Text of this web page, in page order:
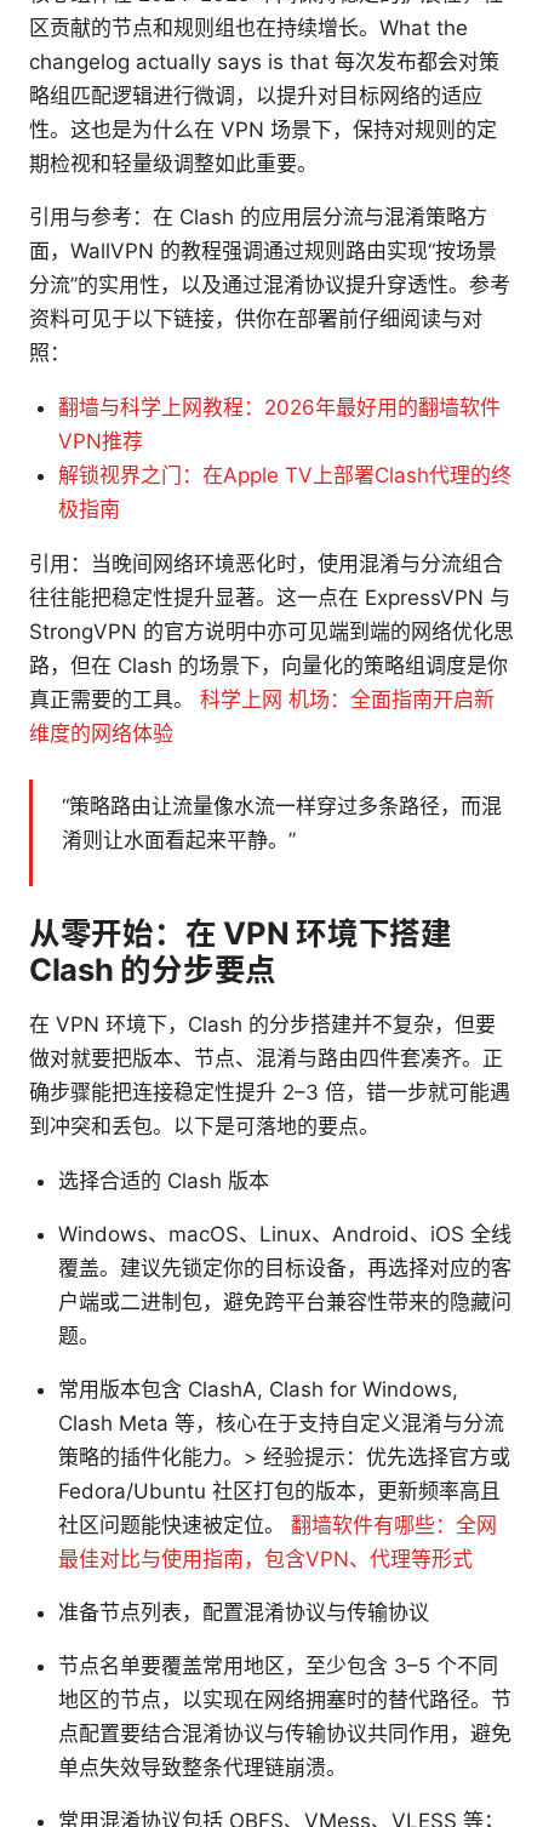
区贡献的节点和规则组也在持续增长。What the
changelog actually says is that 每次发布都会对策
略组匹配逻辑进行微调，以提升对目标网络的适应
性。这也是为什么在 VPN 场景下，保持对规则的定
期检视和轻量级调整如此重要。
引用与参考：在 Clash 的应用层分流与混淆策略方
面，WallVPN 的教程强调通过规则路由实现“按场景
分流”的实用性，以及通过混淆协议提升穿透性。参考
资料可见于以下链接，供你在部署前仔细阅读与对
照：
翻墙与科学上网教程：2026年最好用的翻墙软件
VPN推荐
解锁视界之门：在Apple TV上部署Clash代理的终
极指南
引用：当晚间网络环境恶化时，使用混淆与分流组合
往往能把稳定性提升显著。这一点在 ExpressVPN 与
StrongVPN 的官方说明中亦可见端到端的网络优化思
路，但在 Clash 的场景下，向量化的策略组调度是你
真正需要的工具。 科学上网 机场：全面指南开启新
维度的网络体验
“策略路由让流量像水流一样穿过多条路径，而混
淆则让水面看起来平静。”
从零开始：在 VPN 环境下搭建
Clash 的分步要点
在 VPN 环境下，Clash 的分步搭建并不复杂，但要
做对就要把版本、节点、混淆与路由四件套凑齐。正
确步骤能把连接稳定性提升 2–3 倍，错一步就可能遇
到冲突和丢包。以下是可落地的要点。
选择合适的 Clash 版本
Windows、macOS、Linux、Android、iOS 全线
覆盖。建议先锁定你的目标设备，再选择对应的客
户端或二进制包，避免跨平台兼容性带来的隐藏问
题。
常用版本包含 ClashA, Clash for Windows,
Clash Meta 等，核心在于支持自定义混淆与分流
策略的插件化能力。> 经验提示：优先选择官方或
Fedora/Ubuntu 社区打包的版本，更新频率高且
社区问题能快速被定位。 翻墙软件有哪些：全网
最佳对比与使用指南，包含VPN、代理等形式
准备节点列表，配置混淆协议与传输协议
节点名单要覆盖常用地区，至少包含 3–5 个不同
地区的节点，以实现在网络拥塞时的替代路径。节
点配置要结合混淆协议与传输协议共同作用，避免
单点失效导致整条代理链崩溃。
常用混淆协议包括 OBFS、VMess、VLESS 等；